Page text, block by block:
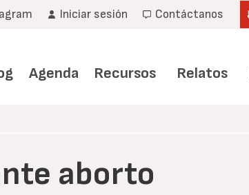
Iniciar sesión Contáctanos
Agenda Recursos Relatos
aborto